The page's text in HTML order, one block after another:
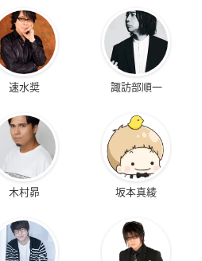
速水奨 諏訪部順一
木村昴 坂本真綾